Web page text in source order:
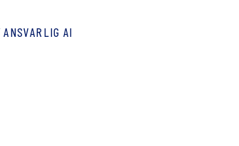
ANSVARLIG AI